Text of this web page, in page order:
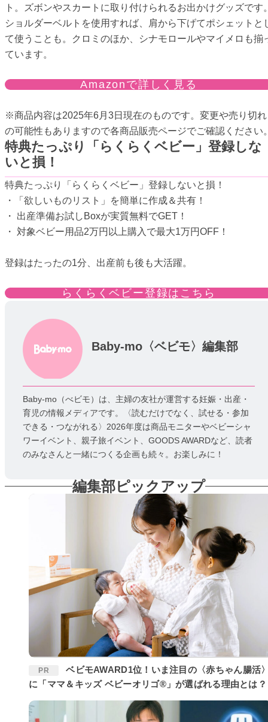
ト。ズボンやスカートに取り付けられるお出かけグッズです
ショルダーベルトを使用すれば、肩から下げてポシェットと
て使うことも。クロミのほか、シナモロールやマイメロも揃
ています。
Amazonで詳しく見る
※商品内容は2025年6月3日現在のものです。変更や売り切れ
の可能性もありますので各商品販売ページでご確認ください
特典たっぷり「らくらくベビー」登録しな
いと損！
特典たっぷり「らくらくベビー」登録しないと損！
・「欲しいものリスト」を簡単に作成＆共有！
・ 出産準備お試しBoxが実質無料でGET！
・ 対象ベビー用品2万円以上購入で最大1万円OFF！
登録はたったの1分、出産前も後も大活躍。
らくらくベビー登録はこちら
Baby-mo〈ベビモ〉編集部
Baby-mo（べビモ）は、主婦の友社が運営する妊娠・出産・
育児の情報メディアです。〈読むだけでなく、試せる・参加
できる・つながれる〉2026年度は商品モニターやベビーシャ
ワーイベント、親子旅イベント、GOODS AWARDなど、読者
のみなさんと一緒につくる企画も続々。お楽しみに！
編集部ピックアップ
PR
ベビモAWARD1位！いま注目の〈赤ちゃん腸活〉
に「ママ＆キッズ ベビーオリゴ®」が選ばれる理由とは？